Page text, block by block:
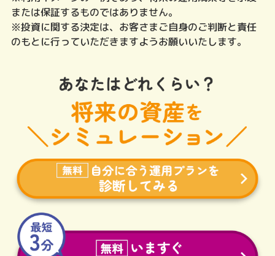
または保証するものではありません。
※投資に関する決定は、お客さまご自身のご判断と責任
のもとに行っていただきますようお願いいたします。